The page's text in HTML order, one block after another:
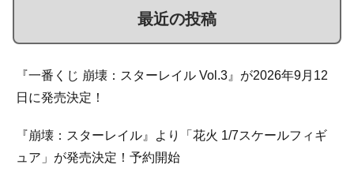
最近の投稿
『一番くじ 崩壊：スターレイル Vol.3』が2026年9月12
日に発売決定！
『崩壊：スターレイル』より「花火 1/7スケールフィギ
ュア」が発売決定！予約開始